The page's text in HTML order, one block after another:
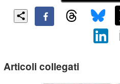
Articoli collegati